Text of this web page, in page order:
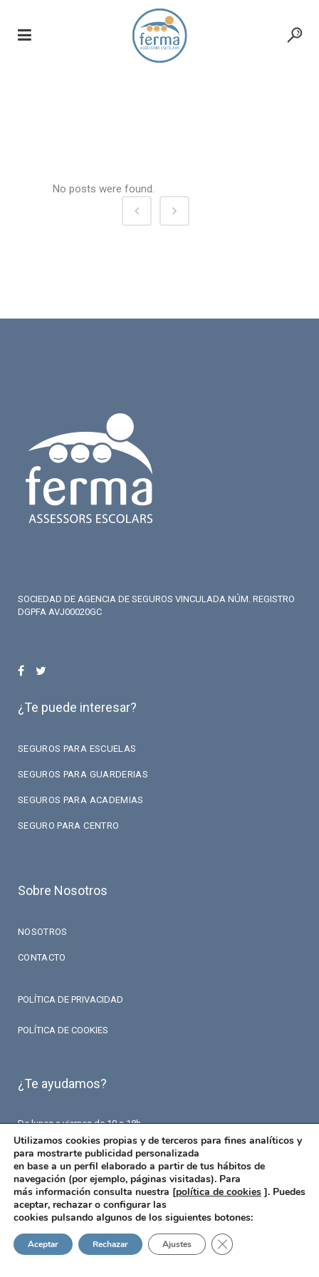
No posts were found.
SOCIEDAD DE AGENCIA DE SEGUROS VINCULADA NÚM. REGISTRO
DGPFA AVJ00020GC
¿Te puede interesar?
SEGUROS PARA ESCUELAS
SEGUROS PARA GUARDERIAS
SEGUROS PARA ACADEMIAS
SEGURO PARA CENTRO
Sobre Nosotros
NOSOTROS
CONTACTO
POLÍTICA DE PRIVACIDAD
POLÍTICA DE COOKIES
¿Te ayudamos?
De lunes a viernes de 10 a 18h.
T. 93 426 84 84
F. 93 426 18 87
info@fermaseguros.com
Avinguda de Mistral 10
Entresuelo – 6 puerta
08015 Barcelona
Utilizamos cookies propias y de terceros para fines analíticos y
para mostrarte publicidad personalizada
en base a un perfil elaborado a partir de tus hábitos de
navegación (por ejemplo, páginas visitadas). Para
más información consulta nuestra [política de cookies ]. Puedes
aceptar, rechazar o configurar las
cookies pulsando algunos de los siguientes botones:
Aceptar Rechazar Ajustes Cerrar el banner de